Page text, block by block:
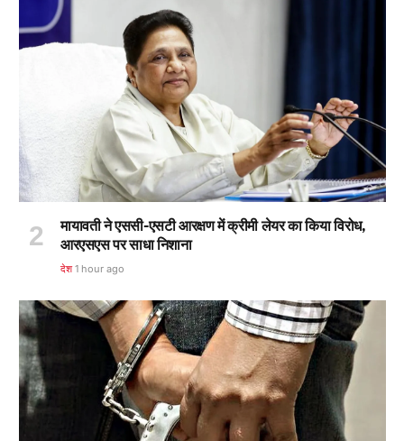
मायावती ने एससी-एसटी आरक्षण में क्रीमी लेयर का किया विरोध,
आरएसएस पर साधा निशाना
देश 1 hour ago